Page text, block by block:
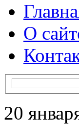
О
20